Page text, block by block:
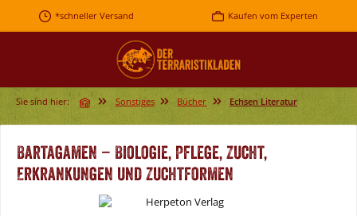
Zum Hauptinhalt springen
*schneller Versand Kaufen vom Experten
Sie sind hier: Sonstiges Bücher Echsen Literatur
Bartagamen – Biologie, Pflege, Zucht,
Erkrankungen und Zuchtformen